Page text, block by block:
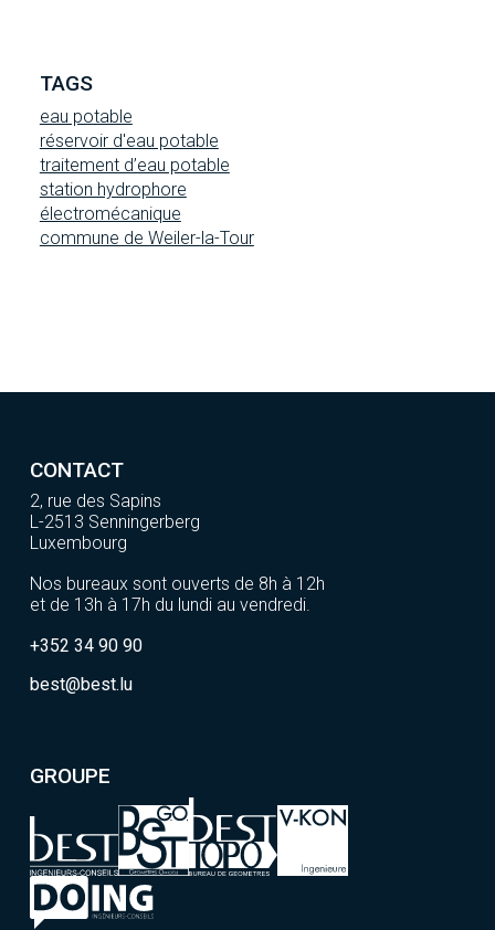
TAGS
eau potable
réservoir d'eau potable
traitement d’eau potable
station hydrophore
électromécanique
commune de Weiler-la-Tour
CONTACT
2, rue des Sapins
L-2513 Senningerberg
Luxembourg
Nos bureaux sont ouverts de 8h à 12h
et de 13h à 17h du lundi au vendredi.
+352 34 90 90
best@best.lu
GROUPE